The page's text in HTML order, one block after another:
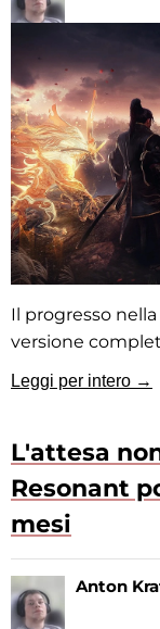
Il progresso
versione
Leggi per intero →
L'attesa
Resonant
mesi
Anton